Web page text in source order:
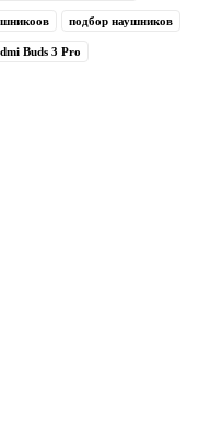
подбор наушников
Buds 3 Pro